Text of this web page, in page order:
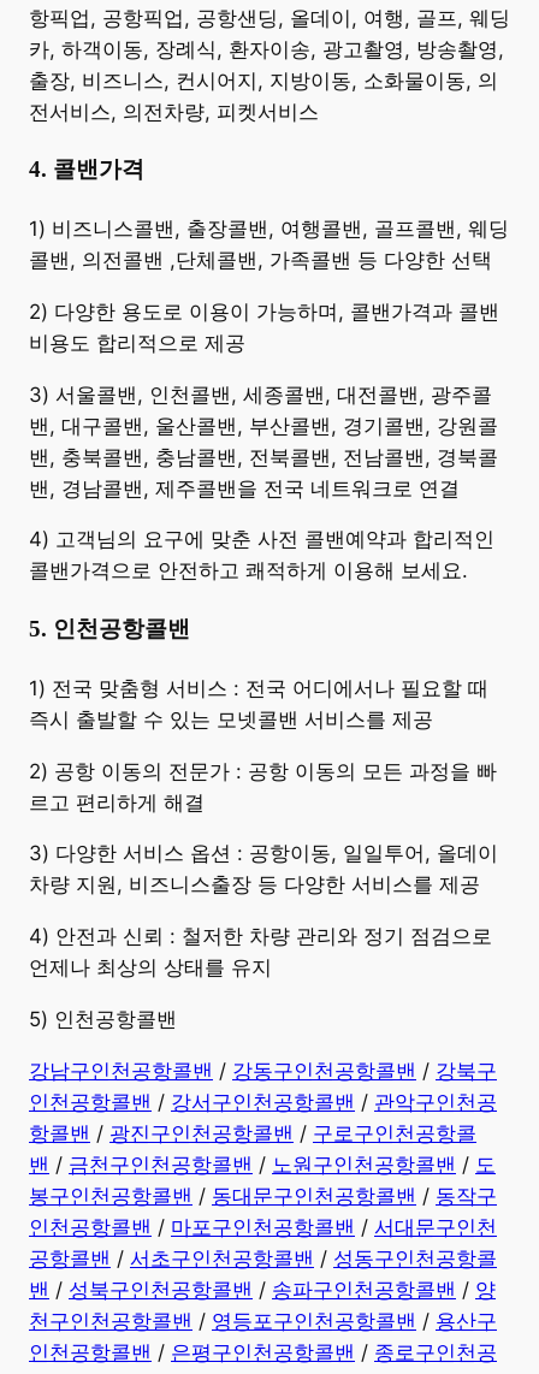
항픽업, 공항픽업, 공항샌딩, 올데이, 여행, 골프, 웨딩
카, 하객이동, 장례식, 환자이송, 광고촬영, 방송촬영,
출장, 비즈니스, 컨시어지, 지방이동, 소화물이동, 의
전서비스, 의전차량, 피켓서비스
4. 콜밴가격
​1) 비즈니스콜밴, 출장콜밴, 여행콜밴, 골프콜밴, 웨딩
콜밴, 의전콜밴 ,단체콜밴, 가족콜밴 등 다양한 선택
2) 다양한 용도로 이용이 가능하며, 콜밴가격과 콜밴
비용도 합리적으로 제공
3) 서울콜밴, 인천콜밴, 세종콜밴, 대전콜밴, 광주콜
밴, 대구콜밴, 울산콜밴, 부산콜밴, 경기콜밴, 강원콜
밴, 충북콜밴, 충남콜밴, 전북콜밴, 전남콜밴, 경북콜
밴, 경남콜밴, 제주콜밴을 전국 네트워크로 연결
4) 고객님의 요구에 맞춘 사전 콜밴예약과 합리적인
콜밴가격으로 안전하고 쾌적하게 이용해 보세요.
5. 인천공항콜밴
​1) 전국 맞춤형 서비스 : 전국 어디에서나 필요할 때
즉시 출발할 수 있는 모넷콜밴 서비스를 제공
2) 공항 이동의 전문가 : 공항 이동의 모든 과정을 빠
르고 편리하게 해결
3) 다양한 서비스 옵션 : 공항이동, 일일투어, 올데이
차량 지원, 비즈니스출장 등 다양한 서비스를 제공
4) 안전과 신뢰 : 철저한 차량 관리와 정기 점검으로
언제나 최상의 상태를 유지
5) 인천공항콜밴
강남구인천공항콜밴 / 강동구인천공항콜밴 / 강북구
인천공항콜밴 / 강서구인천공항콜밴 / 관악구인천공
항콜밴 / 광진구인천공항콜밴 / 구로구인천공항콜
밴 / 금천구인천공항콜밴 / 노원구인천공항콜밴 / 도
봉구인천공항콜밴 / 동대문구인천공항콜밴 / 동작구
인천공항콜밴 / 마포구인천공항콜밴 / 서대문구인천
공항콜밴 / 서초구인천공항콜밴 / 성동구인천공항콜
밴 / 성북구인천공항콜밴 / 송파구인천공항콜밴 / 양
천구인천공항콜밴 / 영등포구인천공항콜밴 / 용산구
인천공항콜밴 / 은평구인천공항콜밴 / 종로구인천공